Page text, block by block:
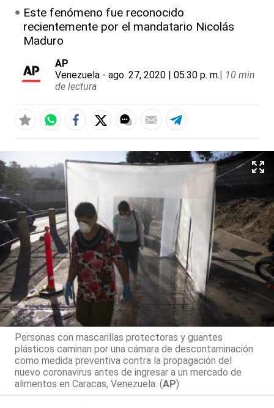
Este fenómeno fue reconocido
recientemente por el mandatario Nicolás
Maduro
AP
Venezuela - ago. 27, 2020 | 05:30 p. m.| 10 min
de lectura
Personas con mascarillas protectoras y guantes
plásticos caminan por una cámara de descontaminación
como medida preventiva contra la propagación del
nuevo coronavirus antes de ingresar a un mercado de
alimentos en Caracas, Venezuela. (AP)